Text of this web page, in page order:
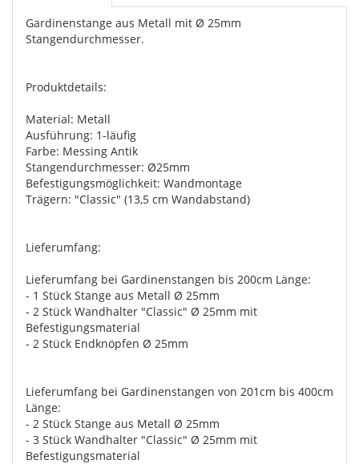
Gardinenstange aus Metall mit Ø 25mm
Stangendurchmesser.
Produktdetails:
Material: Metall
Ausführung: 1-läufig
Farbe: Messing Antik
Stangendurchmesser: Ø25mm
Befestigungsmöglichkeit: Wandmontage
Trägern: "Classic" (13,5 cm Wandabstand)
Lieferumfang:
Lieferumfang bei Gardinenstangen bis 200cm Länge:
- 1 Stück Stange aus Metall Ø 25mm
- 2 Stück Wandhalter "Classic" Ø 25mm mit
Befestigungsmaterial
- 2 Stück Endknöpfen Ø 25mm
Lieferumfang bei Gardinenstangen von 201cm bis 400cm
Länge:
- 2 Stück Stange aus Metall Ø 25mm
- 3 Stück Wandhalter "Classic" Ø 25mm mit
Befestigungsmaterial